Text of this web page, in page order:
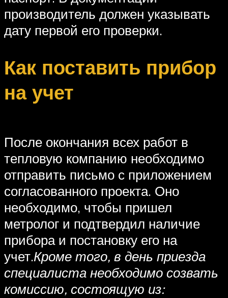
производитель должен указывать
дату первой его проверки.
Как поставить прибор
на учет
После окончания всех работ в
тепловую компанию необходимо
отправить письмо с приложением
согласованного проекта. Оно
необходимо, чтобы пришел
метролог и подтвердил наличие
прибора и постановку его на
учет.Кроме того, в день приезда
специалиста необходимо созвать
комиссию, состоящую из: